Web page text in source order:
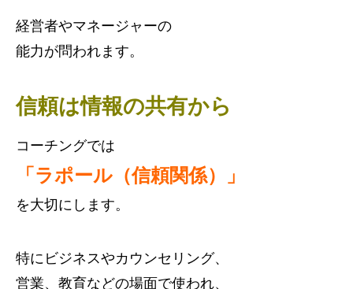
経営者やマネージャーの
能力が問われます。
信頼は情報の共有から
コーチングでは
「ラポール（信頼関係）」
を大切にします。
特にビジネスやカウンセリング、
営業、教育などの場面で使われ、